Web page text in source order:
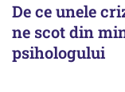
De ce unele
ne scot din
psihologului